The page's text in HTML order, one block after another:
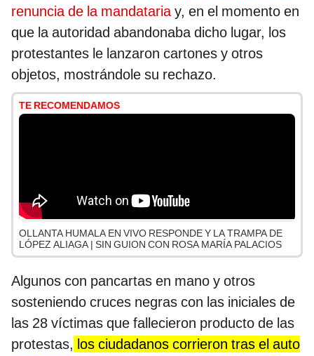
renuncia de la mandatariay, en el momento en
que la autoridad abandonaba dicho lugar, los
protestantes le lanzaron cartones y otros
objetos, mostrándole su rechazo.
TE RECOMENDAMOS
OLLANTA HUMALA EN VIVO RESPONDE Y LA TRAMPA DE
LÓPEZ ALIAGA | SIN GUION CON ROSA MARÍA PALACIOS
Algunos con pancartas en mano y otros
sosteniendo cruces negras con las iniciales de
las 28 víctimas que fallecieron producto de las
protestas, los ciudadanos corrieron tras el auto